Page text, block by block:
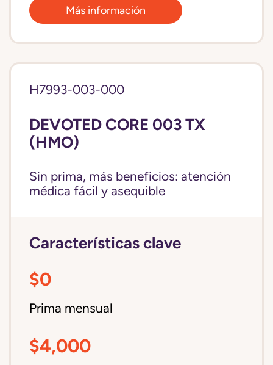
Más información
H7993-003-000
DEVOTED CORE 003 TX
(HMO)
Sin prima, más beneficios: atención
médica fácil y asequible
Características clave
$0
Prima mensual
$4,000